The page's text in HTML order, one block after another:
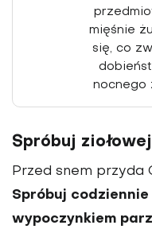
mięśnie
się, co
nocnego
Spróbuj
Przed snem przyda
Spróbuj
wypoczynkiem